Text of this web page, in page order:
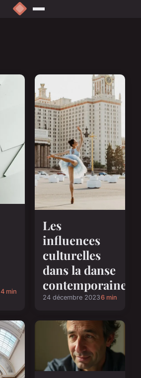
4 min
Les
influences
culturelles
dans la danse
contemporaine
24 décembre 20236 min